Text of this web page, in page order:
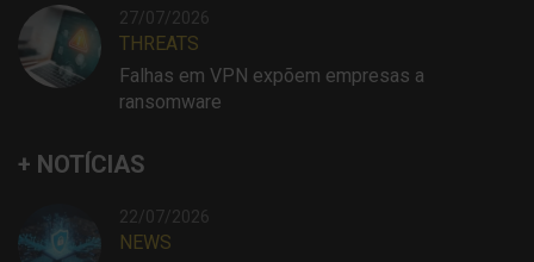
27/07/2026
THREATS
Falhas em VPN expõem empresas a
ransomware
+ NOTÍCIAS
22/07/2026
NEWS